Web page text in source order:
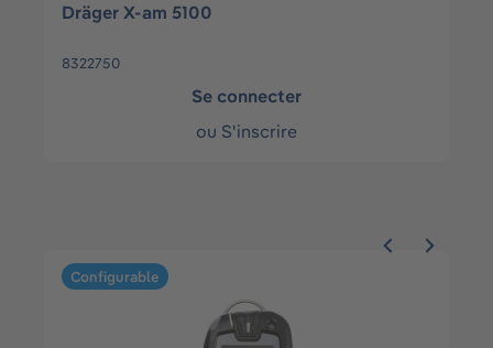
Dräger X-am 5100
8322750
Se connecter
ou S'inscrire
Configurable